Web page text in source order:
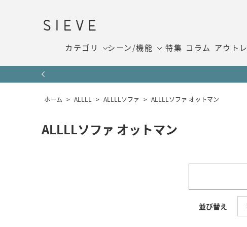
カテゴリ シーン/機能 特集 コラム アウト
ホーム > ALLLL > ALLLLソファ > ALLLLソファ オットマン
ALLLLソファ オットマン